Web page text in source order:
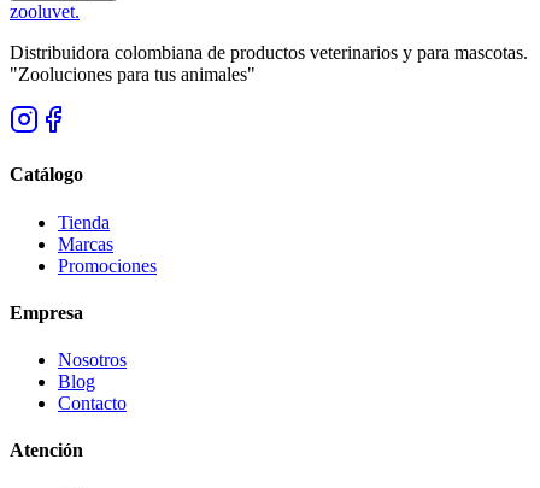
zooluvet.
Distribuidora colombiana de productos veterinarios y para mascotas.
"Zooluciones para tus animales"
Catálogo
Tienda
Marcas
Promociones
Empresa
Nosotros
Blog
Contacto
Atención